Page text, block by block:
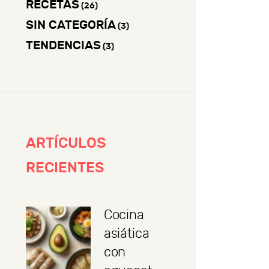
RECETAS(26)
SIN CATEGORÍA(3)
TENDENCIAS(3)
ARTÍCULOS
RECIENTES
Cocina
asiática
con